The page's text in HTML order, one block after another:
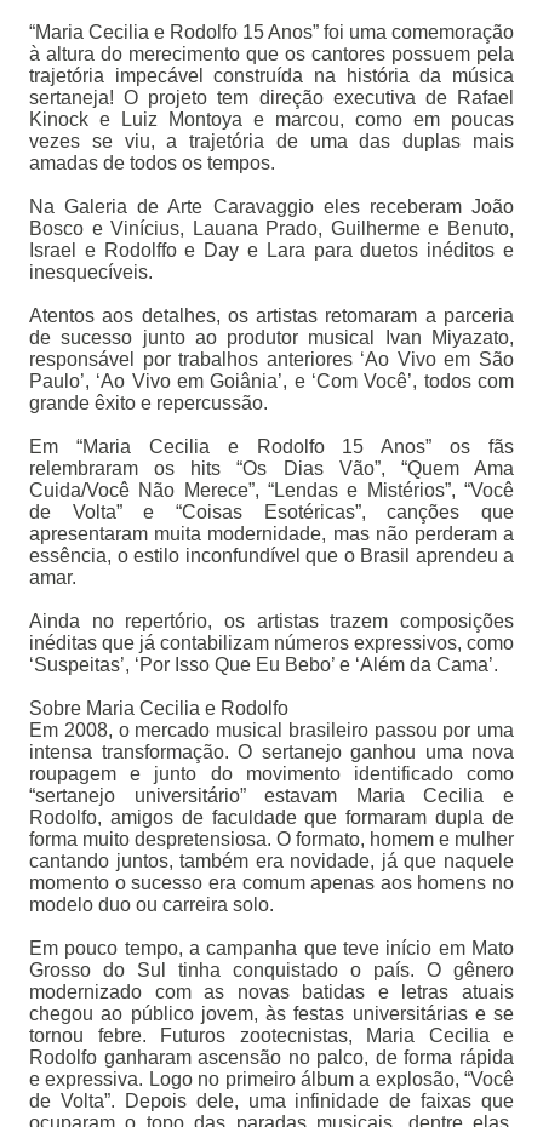
“Maria Cecilia e Rodolfo 15 Anos” foi uma comemoração
à altura do merecimento que os cantores possuem pela
trajetória impecável construída na história da música
sertaneja! O projeto tem direção executiva de Rafael
Kinock e Luiz Montoya e marcou, como em poucas
vezes se viu, a trajetória de uma das duplas mais
amadas de todos os tempos.
Na Galeria de Arte Caravaggio eles receberam João
Bosco e Vinícius, Lauana Prado, Guilherme e Benuto,
Israel e Rodolffo e Day e Lara para duetos inéditos e
inesquecíveis.
Atentos aos detalhes, os artistas retomaram a parceria
de sucesso junto ao produtor musical Ivan Miyazato,
responsável por trabalhos anteriores ‘Ao Vivo em São
Paulo’, ‘Ao Vivo em Goiânia’, e ‘Com Você’, todos com
grande êxito e repercussão.
Em “Maria Cecilia e Rodolfo 15 Anos” os fãs
relembraram os hits “Os Dias Vão”, “Quem Ama
Cuida/Você Não Merece”, “Lendas e Mistérios”, “Você
de Volta” e “Coisas Esotéricas”, canções que
apresentaram muita modernidade, mas não perderam a
essência, o estilo inconfundível que o Brasil aprendeu a
amar.
Ainda no repertório, os artistas trazem composições
inéditas que já contabilizam números expressivos, como
‘Suspeitas’, ‘Por Isso Que Eu Bebo’ e ‘Além da Cama’.
Sobre Maria Cecilia e Rodolfo
Em 2008, o mercado musical brasileiro passou por uma
intensa transformação. O sertanejo ganhou uma nova
roupagem e junto do movimento identificado como
“sertanejo universitário” estavam Maria Cecilia e
Rodolfo, amigos de faculdade que formaram dupla de
forma muito despretensiosa. O formato, homem e mulher
cantando juntos, também era novidade, já que naquele
momento o sucesso era comum apenas aos homens no
modelo duo ou carreira solo.
Em pouco tempo, a campanha que teve início em Mato
Grosso do Sul tinha conquistado o país. O gênero
modernizado com as novas batidas e letras atuais
chegou ao público jovem, às festas universitárias e se
tornou febre. Futuros zootecnistas, Maria Cecilia e
Rodolfo ganharam ascensão no palco, de forma rápida
e expressiva. Logo no primeiro álbum a explosão, “Você
de Volta”. Depois dele, uma infinidade de faixas que
ocuparam o topo das paradas musicais, dentre elas,